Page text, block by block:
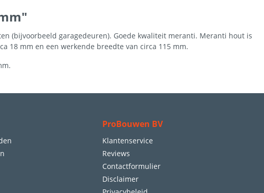
(bijvoorbeeld garagedeuren). Goede kwaliteit meranti. Meranti hout is
18 mm en een werkende breedte van circa 115 mm.
ProBouwen BV
Klantenservice
Reviews
Contactformulier
Disclaimer